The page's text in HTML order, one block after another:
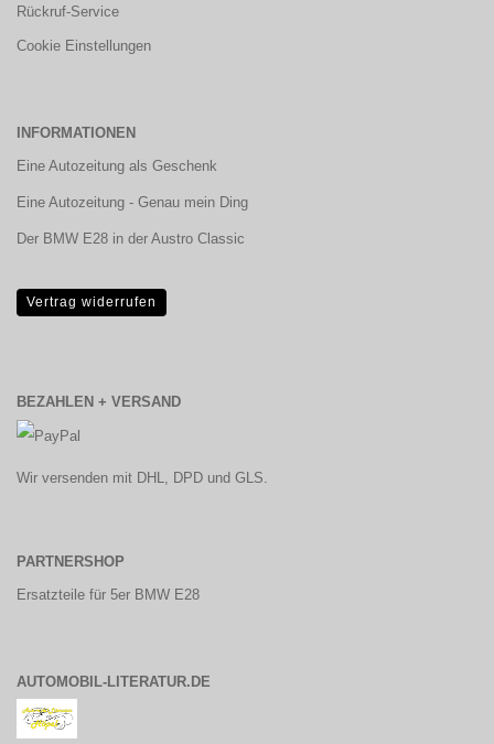
Rückruf-Service
Cookie Einstellungen
INFORMATIONEN
Eine Autozeitung als Geschenk
Eine Autozeitung - Genau mein Ding
Der BMW E28 in der Austro Classic
Vertrag widerrufen
BEZAHLEN + VERSAND
Wir versenden mit DHL, DPD und GLS.
PARTNERSHOP
Ersatzteile für 5er BMW E28
AUTOMOBIL-LITERATUR.DE